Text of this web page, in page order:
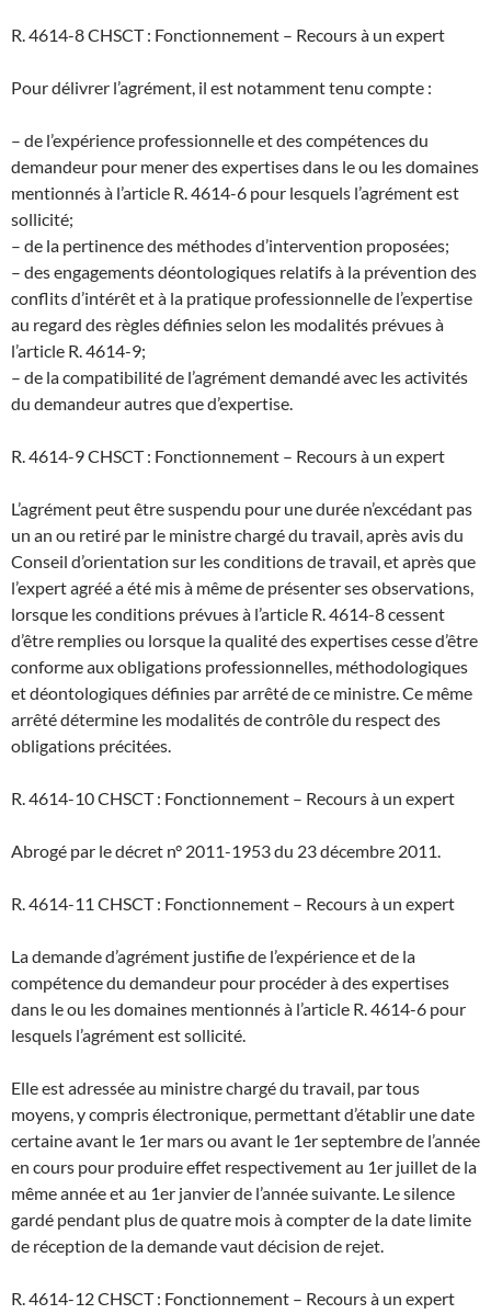
R. 4614-8 CHSCT : Fonctionnement – Recours à un expert
Pour délivrer l’agrément, il est notamment tenu compte :
– de l’expérience professionnelle et des compétences du
demandeur pour mener des expertises dans le ou les domaines
mentionnés à l’article R. 4614-6 pour lesquels l’agrément est
sollicité;
– de la pertinence des méthodes d’intervention proposées;
– des engagements déontologiques relatifs à la prévention des
conflits d’intérêt et à la pratique professionnelle de l’expertise
au regard des règles définies selon les modalités prévues à
l’article R. 4614-9;
– de la compatibilité de l’agrément demandé avec les activités
du demandeur autres que d’expertise.
R. 4614-9 CHSCT : Fonctionnement – Recours à un expert
L’agrément peut être suspendu pour une durée n’excédant pas
un an ou retiré par le ministre chargé du travail, après avis du
Conseil d’orientation sur les conditions de travail, et après que
l’expert agréé a été mis à même de présenter ses observations,
lorsque les conditions prévues à l’article R. 4614-8 cessent
d’être remplies ou lorsque la qualité des expertises cesse d’être
conforme aux obligations professionnelles, méthodologiques
et déontologiques définies par arrêté de ce ministre. Ce même
arrêté détermine les modalités de contrôle du respect des
obligations précitées.
R. 4614-10 CHSCT : Fonctionnement – Recours à un expert
Abrogé par le décret n° 2011-1953 du 23 décembre 2011.
R. 4614-11 CHSCT : Fonctionnement – Recours à un expert
La demande d’agrément justifie de l’expérience et de la
compétence du demandeur pour procéder à des expertises
dans le ou les domaines mentionnés à l’article R. 4614-6 pour
lesquels l’agrément est sollicité.
Elle est adressée au ministre chargé du travail, par tous
moyens, y compris électronique, permettant d’établir une date
certaine avant le 1er mars ou avant le 1er septembre de l’année
en cours pour produire effet respectivement au 1er juillet de la
même année et au 1er janvier de l’année suivante. Le silence
gardé pendant plus de quatre mois à compter de la date limite
de réception de la demande vaut décision de rejet.
R. 4614-12 CHSCT : Fonctionnement – Recours à un expert